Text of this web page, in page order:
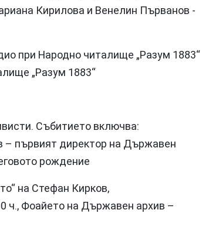
Кирилова и Венелин Първанов -
при Народно читалище „Разум 1883“
„Разум 1883“
Събитието включва:
– първият директор на Държавен
рождение
на Стефан Кирков,
ч., Фоайето на Държавен архив –